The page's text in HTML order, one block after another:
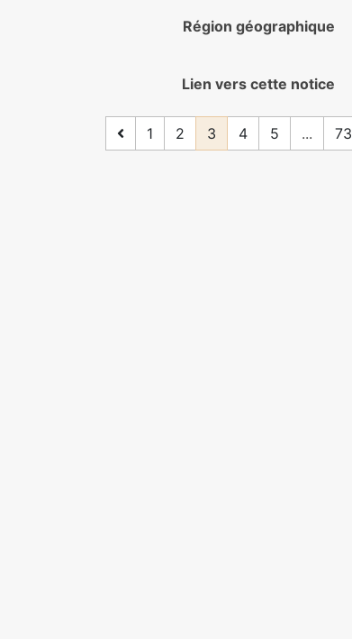
Région géographique
Lien vers cette notice
1 2 3 4 5 ... 73